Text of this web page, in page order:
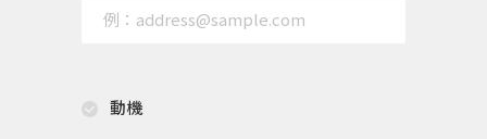
動機